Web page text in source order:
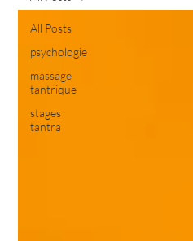
All Posts
psychologie
massage
tantrique
stages
tantra